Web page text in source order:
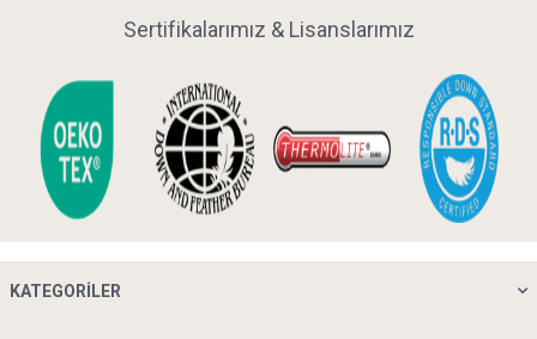
Sertifikalarımız & Lisanslarımız
KATEGORILER